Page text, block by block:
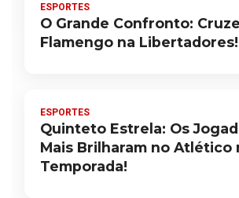
ESPORTES
O Grande Confronto:
Flamengo na Libertadores!
ESPORTES
Quinteto Estrela: Os
Mais Brilharam no Atlético
Temporada!